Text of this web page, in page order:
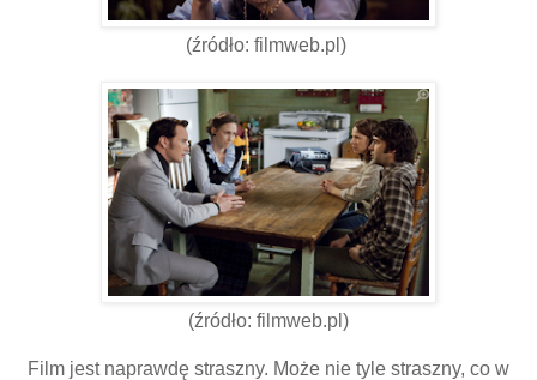
(źródło: filmweb.pl)
(źródło: filmweb.pl)
Film jest naprawdę straszny. Może nie tyle straszny, co w